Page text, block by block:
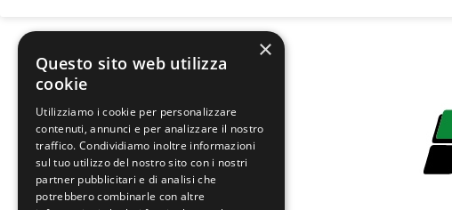
×
Questo sito web utilizza
cookie
Utilizziamo i cookie per personalizzare
contenuti, annunci e per analizzare il nostro
traffico. Condividiamo inoltre informazioni
sul tuo utilizzo del nostro sito con i nostri
partner pubblicitari e di analisi che
potrebbero combinarle con altre